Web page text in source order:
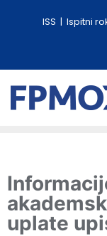
ISS Ispitni
uplate